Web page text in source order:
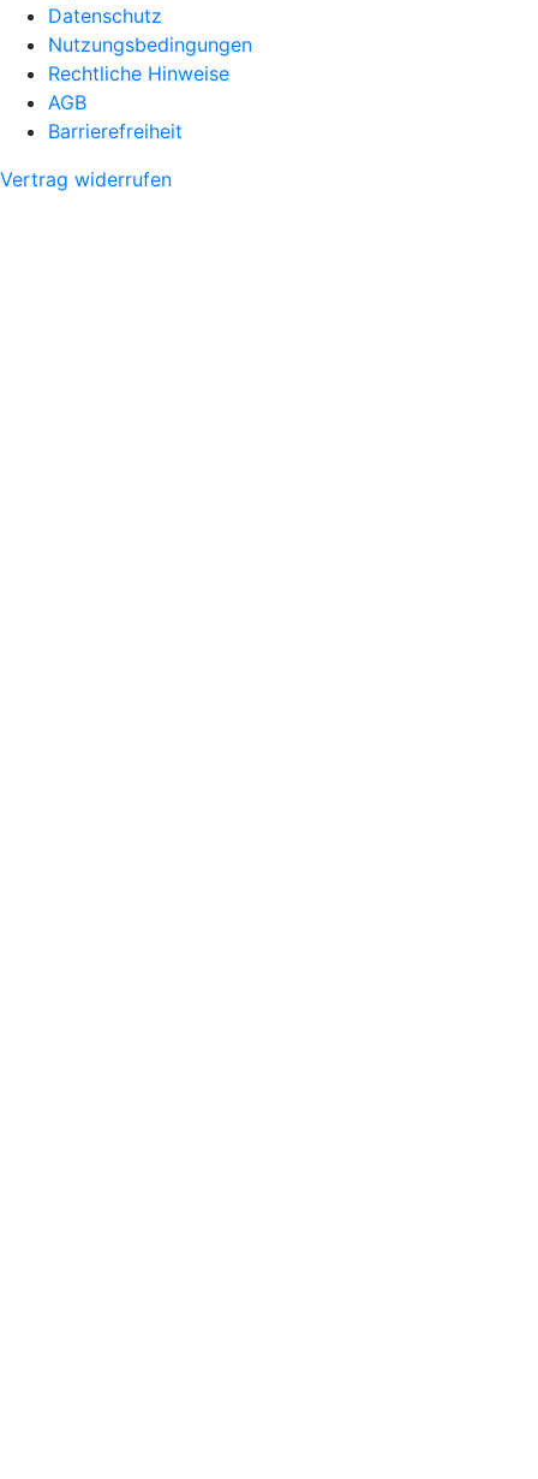
Datenschutz
Nutzungsbedingungen
Rechtliche Hinweise
AGB
Barrierefreiheit
Vertrag widerrufen